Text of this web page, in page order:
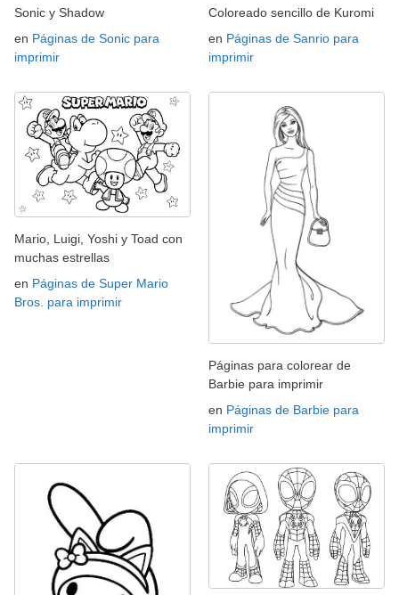
Sonic y Shadow
en Páginas de Sonic para
imprimir
Coloreado sencillo de Kuromi
en Páginas de Sanrio para
imprimir
Mario, Luigi, Yoshi y Toad con
muchas estrellas
en Páginas de Super Mario
Bros. para imprimir
Páginas para colorear de
Barbie para imprimir
en Páginas de Barbie para
imprimir